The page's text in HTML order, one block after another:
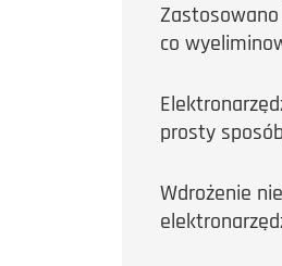
co
prosty
Wdrożenie